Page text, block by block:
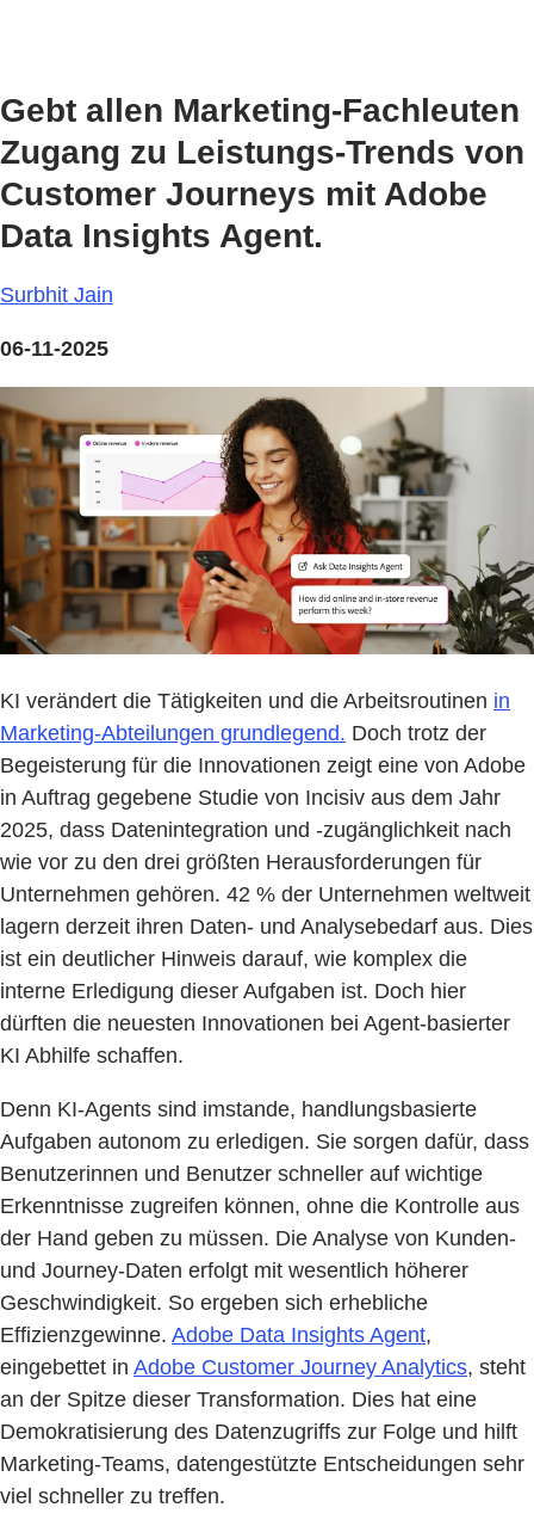
Gebt allen Marketing-Fachleuten
Zugang zu Leistungs-Trends von
Customer Journeys mit Adobe
Data Insights Agent.
Surbhit Jain
06-11-2025
KI verändert die Tätigkeiten und die Arbeitsroutinen in
Marketing-Abteilungen grundlegend. Doch trotz der
Begeisterung für die Innovationen zeigt eine von Adobe
in Auftrag gegebene Studie von Incisiv aus dem Jahr
2025, dass Datenintegration und -zugänglichkeit nach
wie vor zu den drei größten Herausforderungen für
Unternehmen gehören. 42 % der Unternehmen weltweit
lagern derzeit ihren Daten- und Analysebedarf aus. Dies
ist ein deutlicher Hinweis darauf, wie komplex die
interne Erledigung dieser Aufgaben ist. Doch hier
dürften die neuesten Innovationen bei Agent-basierter
KI Abhilfe schaffen.
Denn KI-Agents sind imstande, handlungsbasierte
Aufgaben autonom zu erledigen. Sie sorgen dafür, dass
Benutzerinnen und Benutzer schneller auf wichtige
Erkenntnisse zugreifen können, ohne die Kontrolle aus
der Hand geben zu müssen. Die Analyse von Kunden-
und Journey-Daten erfolgt mit wesentlich höherer
Geschwindigkeit. So ergeben sich erhebliche
Effizienzgewinne. Adobe Data Insights Agent,
eingebettet in Adobe Customer Journey Analytics, steht
an der Spitze dieser Transformation. Dies hat eine
Demokratisierung des Datenzugriffs zur Folge und hilft
Marketing-Teams, datengestützte Entscheidungen sehr
viel schneller zu treffen.